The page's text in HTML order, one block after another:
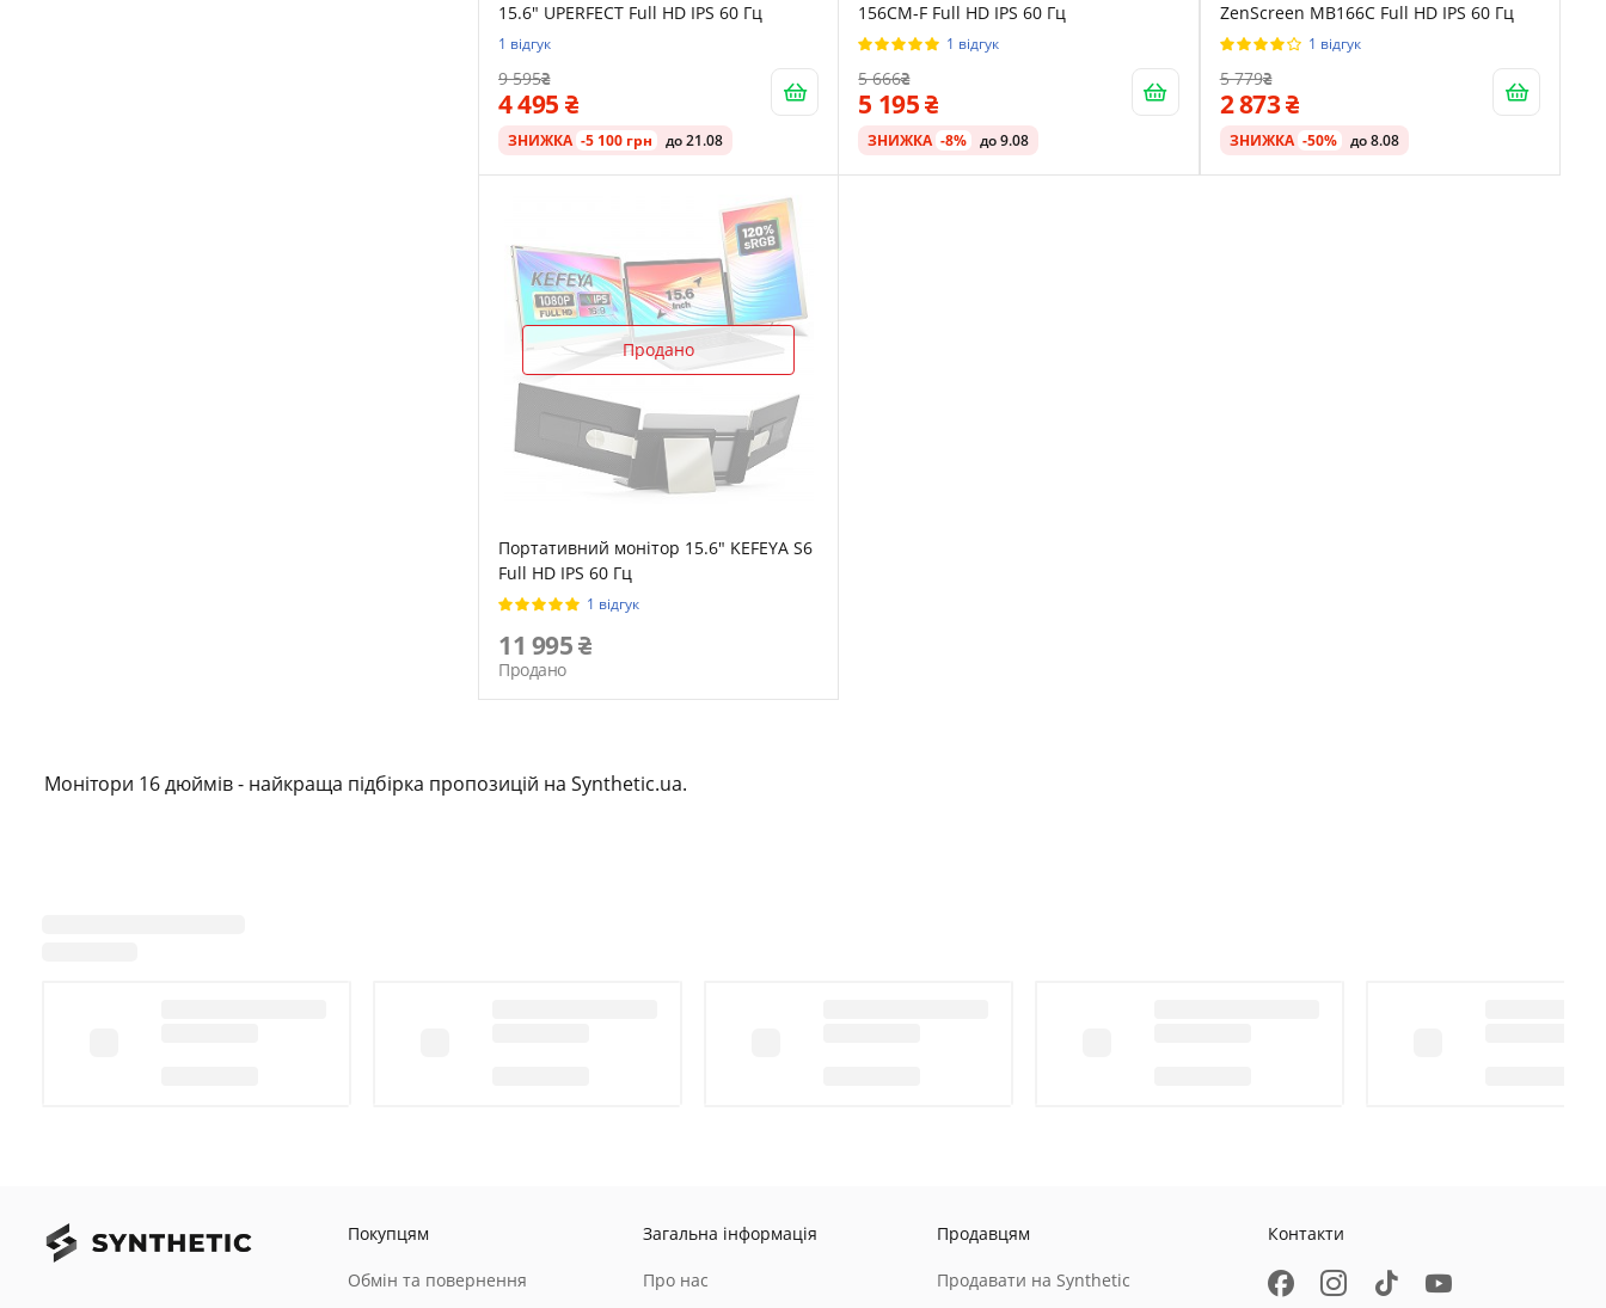
15.6" UPERFECT Full HD IPS 60 Гц
1 відгук
9 595
4 495
ЗНИЖКА -5 100 грн до 21.08
156CM-F Full HD IPS 60 Гц
1 відгук
5 666
5 195
ЗНИЖКА -8% до 9.08
ZenScreen MB166C Full HD IPS 60 Гц
1 відгук
5 779
2 873
ЗНИЖКА -50% до 8.08
Продано
Портативний монітор 15.6" KEFEYA S6
Full HD IPS 60 Гц
1 відгук
11 995
Продано
Монітори 16 дюймів - найкраща підбірка пропозицій на Synthetic.ua.
Покупцям
Обмін та повернення
Загальна інформація
Про нас
Продавцям
Продавати на Synthetic
Контакти